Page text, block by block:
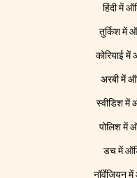
हिंदी में
तुर्किश में
कोरियाई
अरबी में
स्वीडिश में
पोलिश में
डच में
नॉर्वेजियन